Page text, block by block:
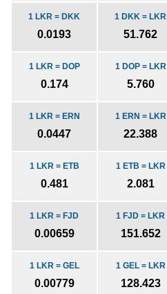
1 DKK = LKR
51.762
1 LKR = DKK
0.0193
1 DOP = LKR
5.760
1 LKR = DOP
0.174
1 ERN = LKR
22.388
1 LKR = ERN
0.0447
1 ETB = LKR
2.081
1 LKR = ETB
0.481
1 FJD = LKR
151.652
1 LKR = FJD
0.00659
1 GEL = LKR
128.423
1 LKR = GEL
0.00779